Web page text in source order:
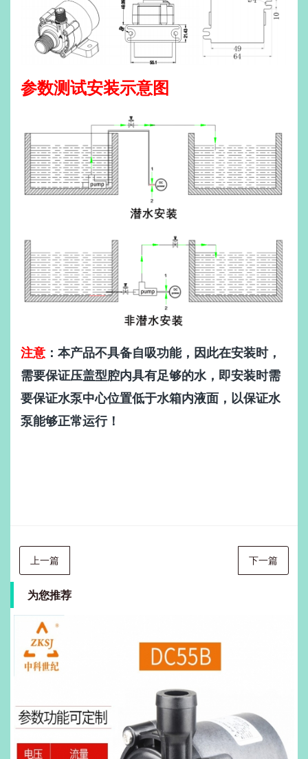
参数测试安装示意图
注意 ：本产品不具备自吸功能，因此在安装时，
需要保证压盖型腔内具有足够的水，即安装时需
要保证水泵中心位置低于水箱内液面，以保证水
泵能够正常运行！
上一篇 下一篇
为您推荐